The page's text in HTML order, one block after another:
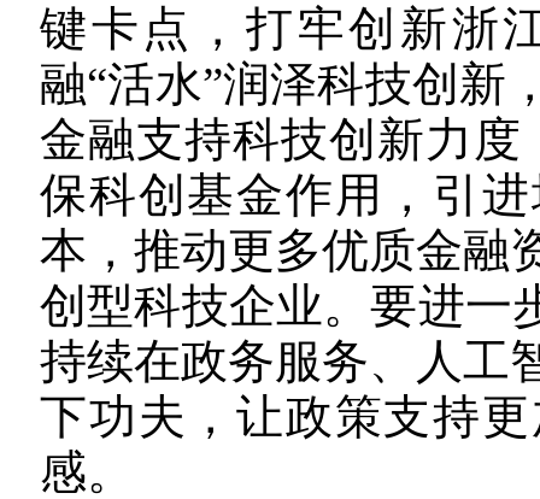
键卡点，打牢创新浙
融“活水”润泽科技创新
金融支持科技创新力度
保科创基金作用，引
本，推动更多优质金融
创型科技企业。要进一
持续在政务服务、人工
下功夫，让政策支持
感。